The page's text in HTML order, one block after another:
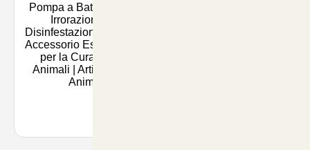
Pompa a Batteria per
Irrorazione e
Disinfestazione 8 Litri -
Accessorio Essenziale
per la Cura degli
Animali | Articoli per
Anim